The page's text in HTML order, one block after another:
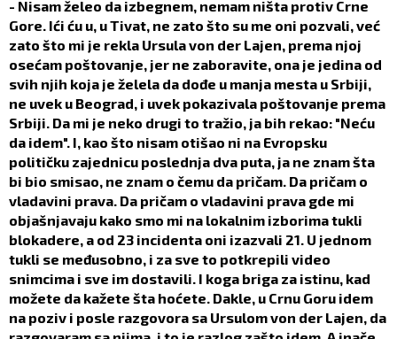
- Nisam želeo da izbegnem, nemam ništa protiv Crne
Gore. Ići ću u, u Tivat, ne zato što su me oni pozvali, već
zato što mi je rekla Ursula von der Lajen, prema njoj
osećam poštovanje, jer ne zaboravite, ona je jedina od
svih njih koja je želela da dođe u manja mesta u Srbiji,
ne uvek u Beograd, i uvek pokazivala poštovanje prema
Srbiji. Da mi je neko drugi to tražio, ja bih rekao: "Neću
da idem". I, kao što nisam otišao ni na Evropsku
političku zajednicu poslednja dva puta, ja ne znam šta
bi bio smisao, ne znam o čemu da pričam. Da pričam o
vladavini prava. Da pričam o vladavini prava gde mi
objašnjavaju kako smo mi na lokalnim izborima tukli
blokadere, a od 23 incidenta oni izazvali 21. U jednom
tukli se međusobno, i za sve to potkrepili video
snimcima i sve im dostavili. I koga briga za istinu, kad
možete da kažete šta hoćete. Dakle, u Crnu Goru idem
na poziv i posle razgovora sa Ursulom von der Lajen, da